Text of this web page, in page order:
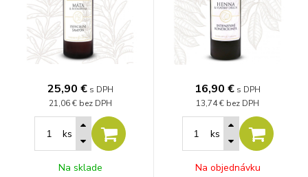
25,90 € s DPH
21,06 € bez DPH
ks
Na sklade
16,90 € s DPH
13,74 € bez DPH
ks
Na objednávku